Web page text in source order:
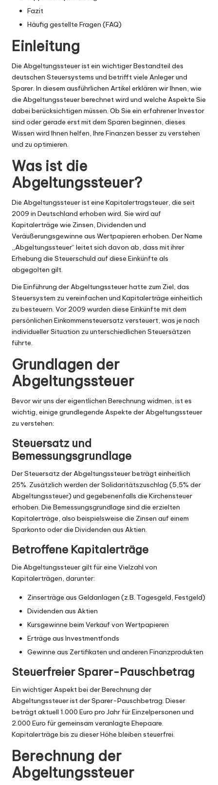
Fazit
Häufig gestellte Fragen (FAQ)
Einleitung
Die Abgeltungssteuer ist ein wichtiger Bestandteil des
deutschen Steuersystems und betrifft viele Anleger und
Sparer. In diesem ausführlichen Artikel erklären wir Ihnen, wie
die Abgeltungssteuer berechnet wird und welche Aspekte Sie
dabei berücksichtigen müssen. Ob Sie ein erfahrener Investor
sind oder gerade erst mit dem Sparen beginnen, dieses
Wissen wird Ihnen helfen, Ihre Finanzen besser zu verstehen
und zu optimieren.
Was ist die
Abgeltungssteuer?
Die Abgeltungssteuer ist eine Kapitalertragsteuer, die seit
2009 in Deutschland erhoben wird. Sie wird auf
Kapitalerträge wie Zinsen, Dividenden und
Veräußerungsgewinne aus Wertpapieren erhoben. Der Name
„Abgeltungssteuer“ leitet sich davon ab, dass mit ihrer
Erhebung die Steuerschuld auf diese Einkünfte als
abgegolten gilt.
Die Einführung der Abgeltungssteuer hatte zum Ziel, das
Steuersystem zu vereinfachen und Kapitalerträge einheitlich
zu besteuern. Vor 2009 wurden diese Einkünfte mit dem
persönlichen Einkommensteuersatz versteuert, was je nach
individueller Situation zu unterschiedlichen Steuersätzen
führte.
Grundlagen der
Abgeltungssteuer
Bevor wir uns der eigentlichen Berechnung widmen, ist es
wichtig, einige grundlegende Aspekte der Abgeltungssteuer
zu verstehen:
Steuersatz und
Bemessungsgrundlage
Der Steuersatz der Abgeltungssteuer beträgt einheitlich
25%. Zusätzlich werden der Solidaritätszuschlag (5,5% der
Abgeltungssteuer) und gegebenenfalls die Kirchensteuer
erhoben. Die Bemessungsgrundlage sind die erzielten
Kapitalerträge, also beispielsweise die Zinsen auf einem
Sparkonto oder die Dividenden aus Aktien.
Betroffene Kapitalerträge
Die Abgeltungssteuer gilt für eine Vielzahl von
Kapitalerträgen, darunter:
Zinserträge aus Geldanlagen (z.B. Tagesgeld, Festgeld)
Dividenden aus Aktien
Kursgewinne beim Verkauf von Wertpapieren
Erträge aus Investmentfonds
Gewinne aus Zertifikaten und anderen Finanzprodukten
Steuerfreier Sparer-Pauschbetrag
Ein wichtiger Aspekt bei der Berechnung der
Abgeltungssteuer ist der Sparer-Pauschbetrag. Dieser
beträgt aktuell 1.000 Euro pro Jahr für Einzelpersonen und
2.000 Euro für gemeinsam veranlagte Ehepaare.
Kapitalerträge bis zu dieser Höhe bleiben steuerfrei.
Berechnung der
Abgeltungssteuer